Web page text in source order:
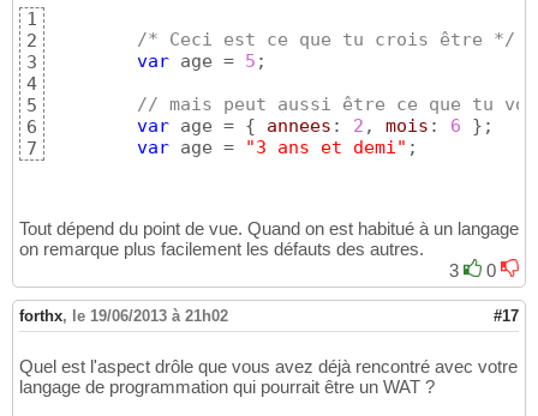
1
2
3
4
5
6
7
/* Ceci est ce que tu crois être */
var age = 5 ;
// mais peut aussi être ce que tu
var age = { annees : 2 , mois : 6 } ;
var age = "3 ans et demi" ;
Tout dépend du point de vue. Quand on est habitué à un langage
on remarque plus facilement les défauts des autres.
3
0
forthx, le 19/06/2013 à 21h02 #17
Quel est l'aspect drôle que vous avez déjà rencontré avec votre
langage de programmation qui pourrait être un WAT ?